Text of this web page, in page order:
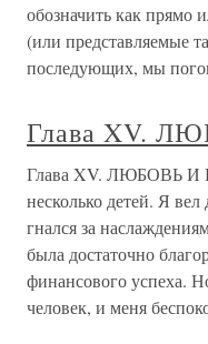
обозначить как прямо
(или представляемые
последующих, мы
Глава XV.
Глава XV. ЛЮБОВЬ И
несколько детей. Я
гнался за
была достаточно
финансового успеха.
человек, и меня